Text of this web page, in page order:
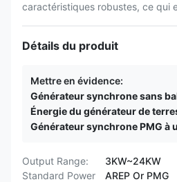
caractéristiques robustes, ce qui
Détails du produit
Mettre en évidence:
Générateur synchrone sans
Énergie du générateur de
Générateur synchrone PMG à
Output Range:
3KW~24KW
Standard Power
AREP Or PMG